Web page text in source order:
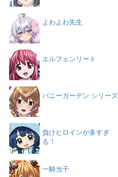
よわよわ先生
エルフェンリート
バニーガーデン シリーズ
負けヒロインが多すぎ
る！
一騎当千